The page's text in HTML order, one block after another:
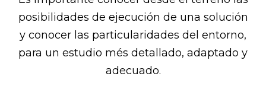
posibilidades de ejecución de una solución
y conocer las particularidades del entorno,
para un estudio més detallado, adaptado y
adecuado.